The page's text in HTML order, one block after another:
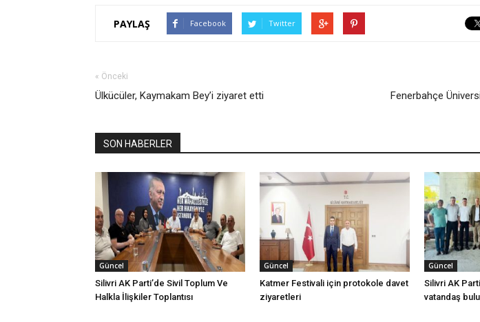
PAYLAŞ Facebook Twitter
« Önceki
Ülkücüler, Kaymakam Bey’i ziyaret etti Fenerbahçe
SON HABERLER
Güncel
Silivri AK Parti’de Sivil Toplum Ve
Halkla İlişkiler Toplantısı
Güncel
Katmer Festivali için protokole davet
ziyaretleri
Güncel
Silivri AK
vatandaş